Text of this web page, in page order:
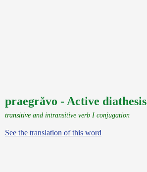
praegrăvo - Active diathesis
transitive and intransitive verb I conjugation
See the translation of this word